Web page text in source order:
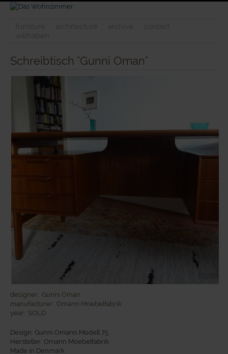
Schreibtisch "Gunni Oman"
designer: Gunni Oman
manufacturer: Omann Moebelfabrik
year: SOLD
Design: Gunni Omann Modell 75
Hersteller: Omann Moebelfabrik
Made in Denmark